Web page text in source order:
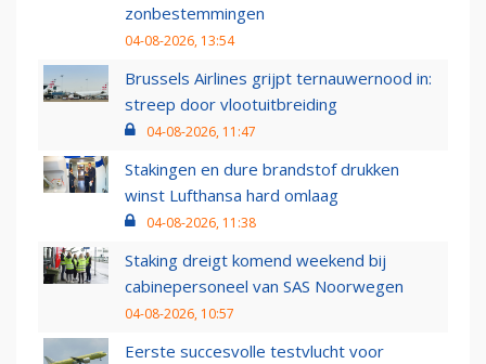
zonbestemmingen
04-08-2026, 13:54
Brussels Airlines grijpt ternauwernood in:
streep door vlootuitbreiding
04-08-2026, 11:47
Stakingen en dure brandstof drukken
winst Lufthansa hard omlaag
04-08-2026, 11:38
Staking dreigt komend weekend bij
cabinepersoneel van SAS Noorwegen
04-08-2026, 10:57
Eerste succesvolle testvlucht voor